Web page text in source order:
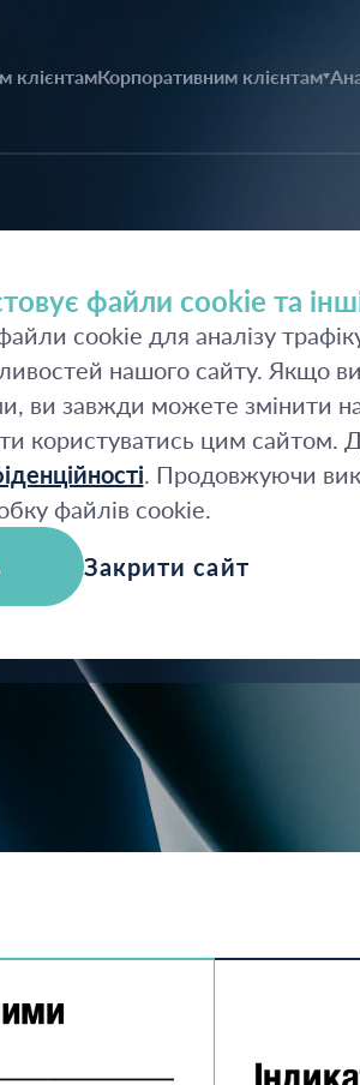
клієнтамКорпоративним клієнтам
файли cookie та інші
cookie для аналізу
нашого сайту. Якщо
ви завжди можете змінити
користуватись цим сайтом.
. Продовжуючи
файлів cookie.
Закрити сайт